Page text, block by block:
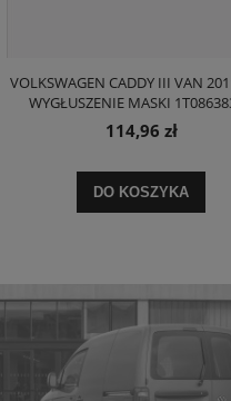
VOLKSWAGEN CADDY III VAN
WYGŁUSZENIE MASKI
114,96 zł
DO KOSZYKA